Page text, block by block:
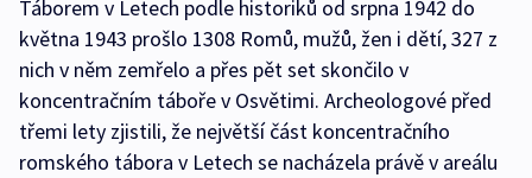
Táborem v Letech podle historiků od srpna 1942 do
května 1943 prošlo 1308 Romů, mužů, žen i dětí, 327 z
nich v něm zemřelo a přes pět set skončilo v
koncentračním táboře v Osvětimi. Archeologové před
třemi lety zjistili, že největší část koncentračního
romského tábora v Letech se nacházela právě v areálu